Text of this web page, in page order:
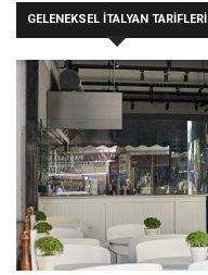
GELENEKSEL İTALYAN TARİFLERİ